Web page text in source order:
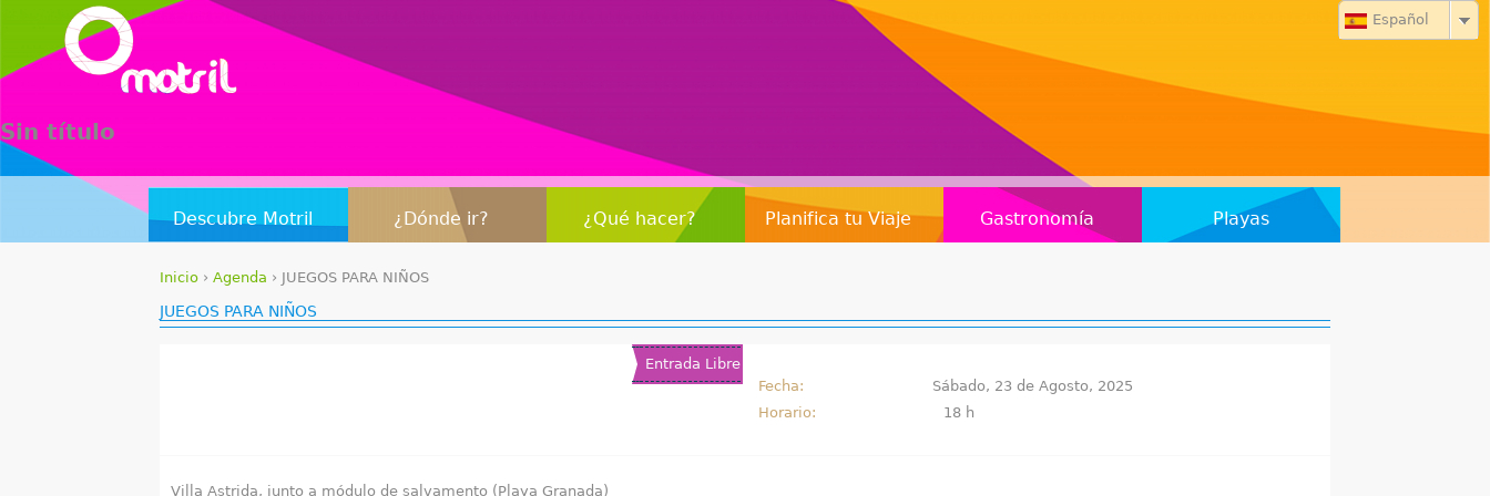
Sin título
Español
Descubre Motril ¿Dónde ir? ¿Qué hacer? Planifica tu Viaje Gastronomía Playas
S
c
Inicio ›Agenda › JUEGOS PARA NIÑOS
JUEGOS PARA NIÑOS
Entrada Libre
Fecha:
Sábado, 23 de Agosto, 2025
Horario:
18 h
Villa Astrida, junto a módulo de salvamento (Playa Granada)